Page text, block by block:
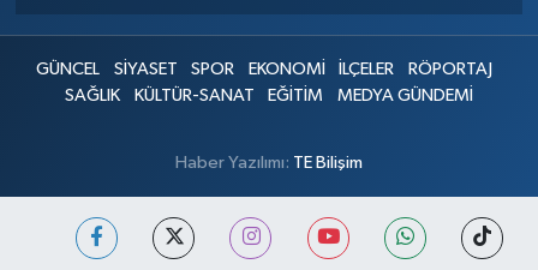
GÜNCEL SİYASET SPOR EKONOMİ İLÇELER
RÖPORTAJ
SAĞLIK
KÜLTÜR-SANAT EĞİTİM MEDYA GÜNDEMİ
Haber Yazılımı: TE Bilişim